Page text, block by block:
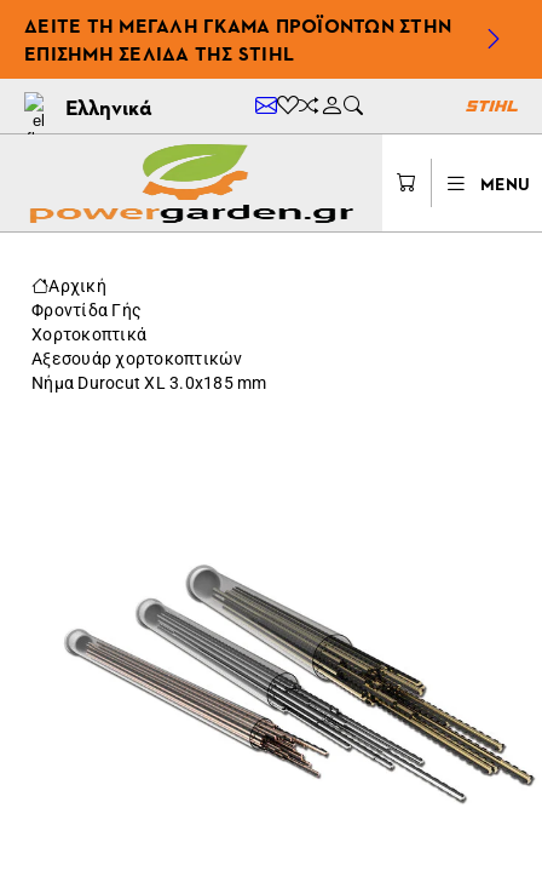
ΔΕΊΤΕ ΤΗ ΜΕΓΆΛΗ ΓΚΆΜΑ ΠΡΟΪΌΝΤΩΝ ΣΤΗΝ
ΕΠΊΣΗΜΗ ΣΕΛΊΔΑ ΤΗΣ STIHL
Ελληνικά
MENU
Αρχική
Φροντίδα Γής
Χορτοκοπτικά
Αξεσουάρ χορτοκοπτικών
Νήμα Durocut XL 3.0x185 mm